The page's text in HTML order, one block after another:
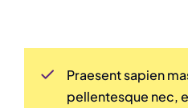
Praesent sapien
pellentesque nec,